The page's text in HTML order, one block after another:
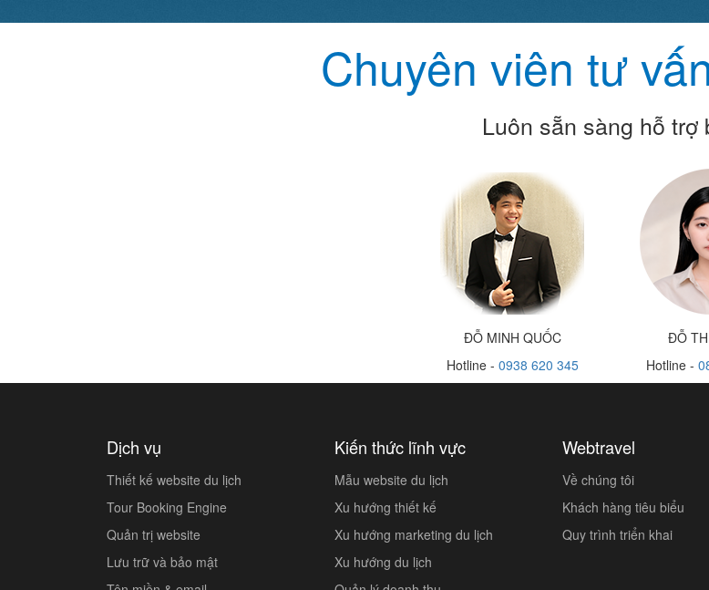
Chuyên viên tư
Luôn sẵn sàng hỗ trợ
ĐỖ MINH QUỐC
Hotline - 0938 620 345
ĐỖ
Hotline -
Dịch vụ
Thiết kế website du lịch
Tour Booking Engine
Quản trị website
Lưu trữ và bảo mật
Kiến thức lĩnh vực
Mẫu website du lịch
Xu hướng thiết kế
Xu hướng marketing du lịch
Xu hướng du lịch
Webtravel
Về chúng tôi
Khách hàng tiêu biểu
Quy trình triển khai